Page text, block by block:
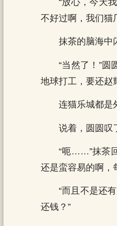
不好过啊，我们猫
抹茶的脑海中
“当然了！”
地球打工，要还赵
连猫乐城都是
说着，圆圆叹
“呃……”抹茶
还是蛮容易的啊，
“而且不是还
还钱？”